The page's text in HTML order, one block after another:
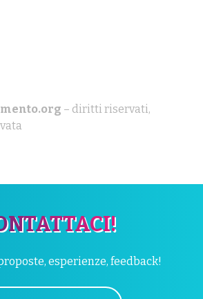
– diritti riservati,
esperienze, feedback!